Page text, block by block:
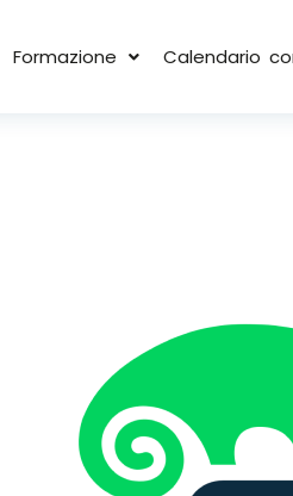
Formazione Calendario